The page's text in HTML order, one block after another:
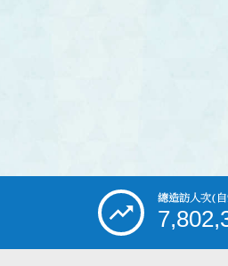
總造訪人次(